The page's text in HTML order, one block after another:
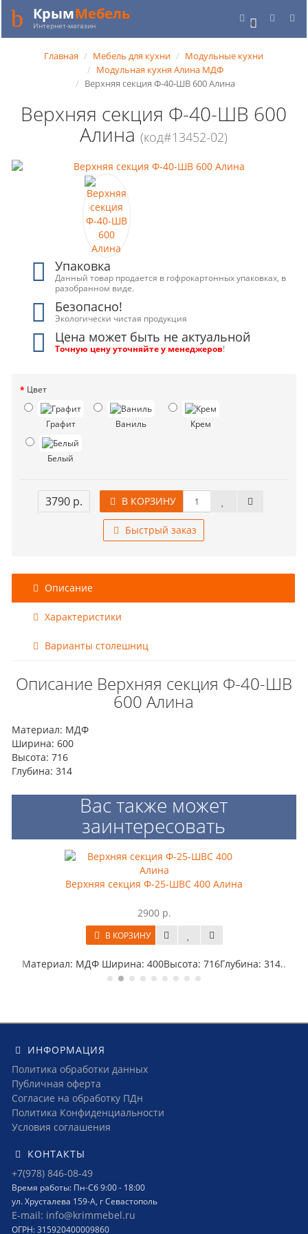
0
КрымМебель
Интернет-магазин
Главная Мебель для кухни
Модульные кухни
Модульная кухня Алина МДФ
Верхняя секция Ф-40-ШВ 600 Алина
Верхняя секция Ф-40-ШВ 600
Алина(код#13452-02)
Упаковка
Данный товар продается в гофрокартонных упаковках, в
разобранном виде.
Безопасно!
Экологически чистая продукция
Цена может быть не актуальной
Точную цену уточняйте у менеджеров!
Цвет
Графит Ваниль Крем
Белый
3790 р. В КОРЗИНУ
Быстрый заказ
Описание
Характеристики
Варианты столешниц
Описание Верхняя секция Ф-40-ШВ
600 Алина
Материал: МДФ
Ширина: 600
Высота: 716
Глубина: 314
Вас также может
заинтересовать
Верхняя секция Ф-25-ШВС 400 Алина
2900 р.
В КОРЗИНУ
МДФ Ширина: 400Высота: 716Глубина: 314..
ИНФОРМАЦИЯ
Политика обработки данных
Публичная оферта
Согласие на обработку ПДн
Политика Конфиденциальности
Условия соглашения
КОНТАКТЫ
+7(978) 846-08-49
Время работы: Пн-Сб 9:00 - 18:00
ул. Хрусталева 159-А, г Севастополь
E-mail: info@krimmebel.ru
ОГРН: 315920400009860